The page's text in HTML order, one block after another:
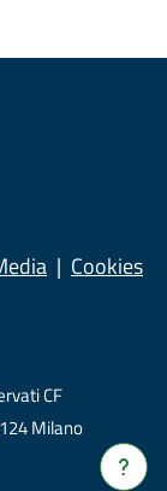
Verrà
Cookies
CF
Milano